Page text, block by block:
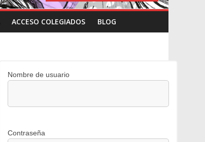
ACCESO COLEGIADOS BLOG
Nombre de usuario
Contraseña